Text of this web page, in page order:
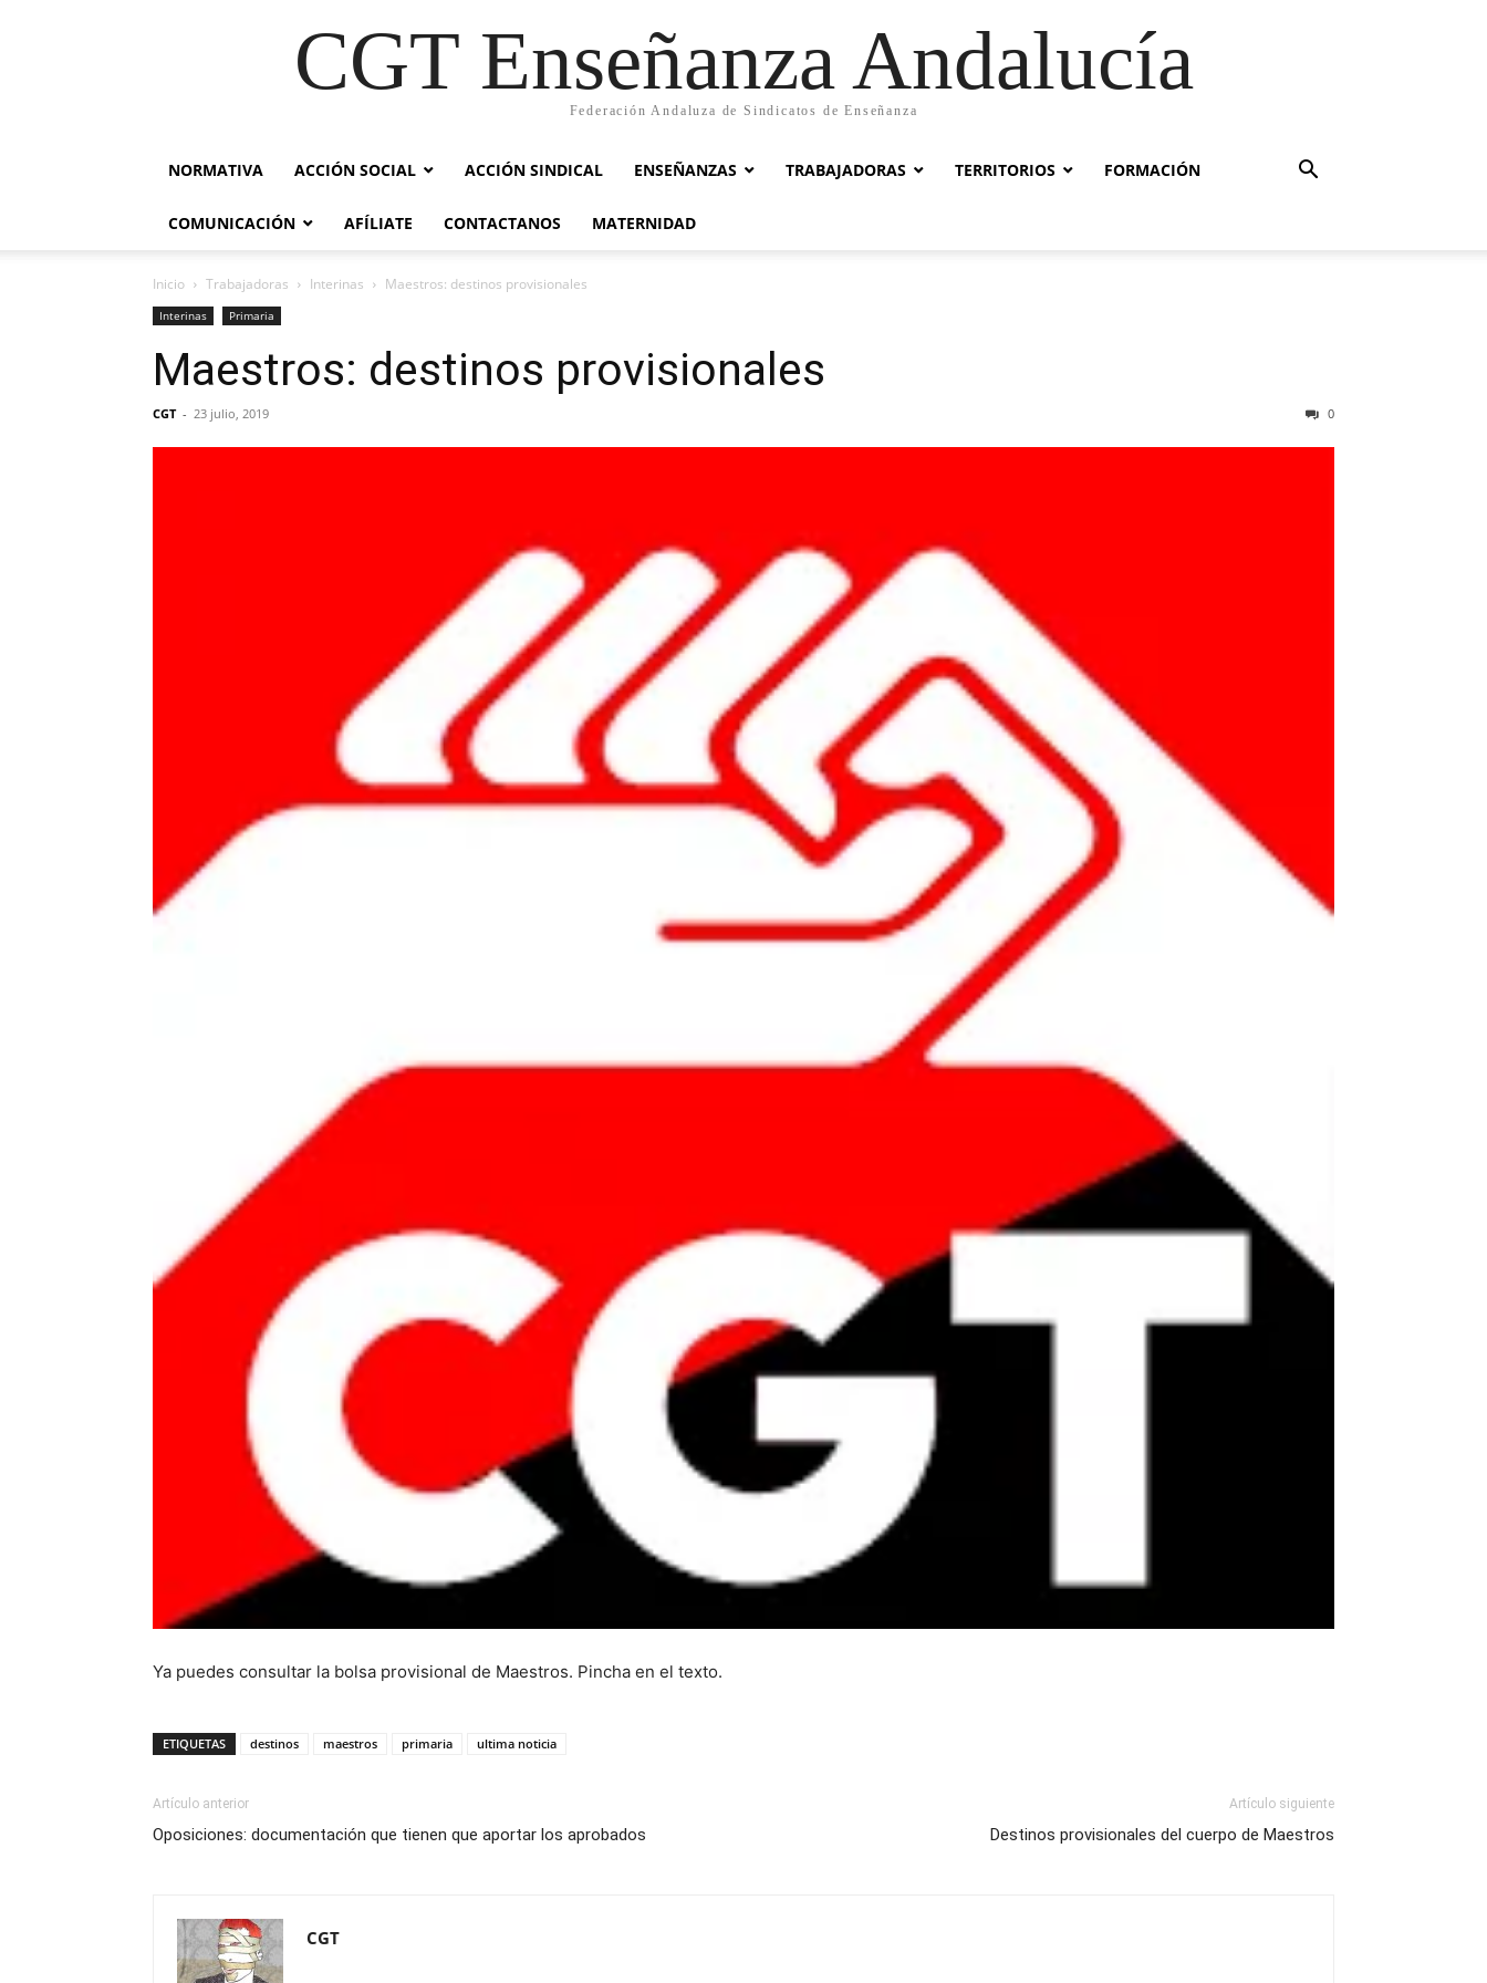
CGT Enseñanza Andalucía
Federación Andaluza de Sindicatos de Enseñanza
NORMATIVA ACCIÓN SOCIAL ACCIÓN SINDICAL ENSEÑANZAS TRABAJADORAS TERRITORIOS FORMACIÓN
COMUNICACIÓN AFÍLIATE CONTACTANOS MATERNIDAD
Inicio Trabajadoras Interinas Maestros: destinos provisionales
Interinas Primaria
Maestros: destinos provisionales
CGT - 23 julio, 2019 0
Ya puedes consultar la bolsa provisional de Maestros. Pincha en el texto.
ETIQUETAS destinos maestros primaria ultima noticia
Artículo anterior
Oposiciones: documentación que tienen que aportar los aprobados
Artículo siguiente
Destinos provisionales del cuerpo de Maestros
CGT